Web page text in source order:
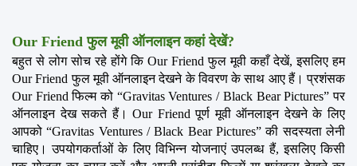
Our Friend फुल मूवी ऑनलाइन कहां देखें?
बहुत से लोग सोच रहे होंगे कि Our Friend फुल मूवी कहाँ देखें, इसलिए हम
Our Friend फुल मूवी ऑनलाइन देखने के विवरण के साथ आए हैं। प्रशंसक
Our Friend फिल्म को “Gravitas Ventures / Black Bear Pictures” पर
ऑनलाइन देख सकते हैं। Our Friend पूर्ण मूवी ऑनलाइन देखने के लिए
आपको “Gravitas Ventures / Black Bear Pictures” की सदस्यता लेनी
चाहिए। उपयोगकर्ताओं के लिए विभिन्न योजनाएं उपलब्ध हैं, इसलिए किसी